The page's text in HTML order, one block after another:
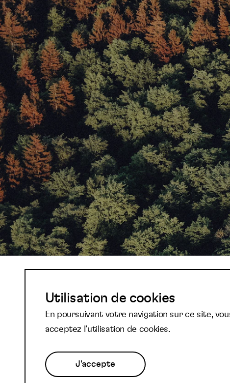
Abonnez-vous à notre
newsletter et restez
Utilisation de cookies
En poursuivant votre navigation sur ce site,
acceptez l’utilisation de cookies.
J'accepte